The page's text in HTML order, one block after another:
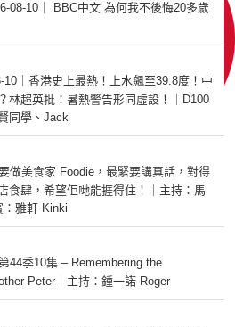
08-10｜ BBC中文 為何我不後悔20多歲
10｜香港史上最熱！上水飆至39.8度！中
林超英批：暑熱警告形同虛設！｜D100
同學、Jack
做美食家 Foodie，最緊要講真話，對得
食肆，希望佢哋能捱得住！｜主持：馬
：雅軒 Kinki
44季10集 – Remembering the
Peter︱主持：鍾一諾 Roger